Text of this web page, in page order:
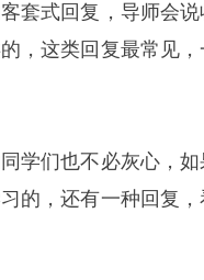
套式回复，导师会
，这类回复最常见
学们也不必灰心，
的，还有一种回复